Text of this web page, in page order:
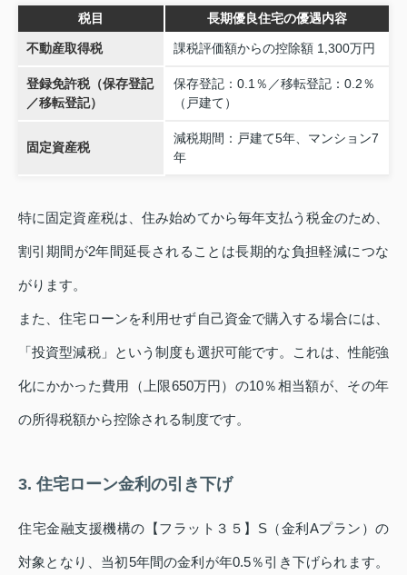
税目 長期優良住宅の優遇内容
不動産取得税 課税評価額からの控除額 1,300万円
登録免許税（保存登記
／移転登記）
保存登記：0.1％／移転登記：0.2％
（戸建て）
固定資産税
減税期間：戸建て5年、マンション7
年
特に固定資産税は、住み始めてから毎年支払う税金のため、
割引期間が2年間延長されることは長期的な負担軽減につな
がります。
また、住宅ローンを利用せず自己資金で購入する場合には、
「投資型減税」という制度も選択可能です。これは、性能強
化にかかった費用（上限650万円）の10％相当額が、その年
の所得税額から控除される制度です。
3. 住宅ローン金利の引き下げ
住宅金融支援機構の【フラット３５】S（金利Aプラン）の
対象となり、当初5年間の金利が年0.5％引き下げられます。